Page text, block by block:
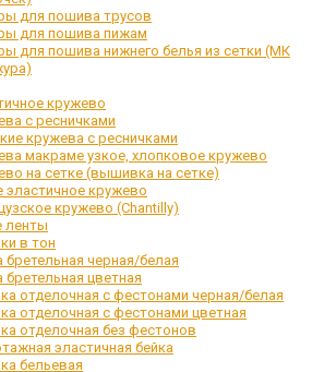
для пошива трусов
для пошива пижам
для пошива нижнего белья из сетки (МК
кружево
с ресничками
кружева с ресничками
макраме узкое, хлопковое кружево
на сетке (вышивка на сетке)
эластичное кружево
кружево (Chantilly)
ленты
в тон
бретельная черная/белая
бретельная цветная
отделочная с фестонами черная/белая
отделочная с фестонами цветная
отделочная без фестонов
эластичная бейка
бельевая